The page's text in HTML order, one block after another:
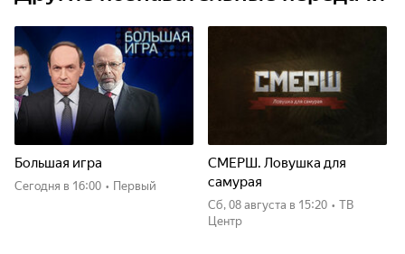
Большая игра
Сегодня в 16:00 • Первый
СМЕРШ. Ловушка для
самурая
сб, 08 августа в 15:20 • ТВ
Центр